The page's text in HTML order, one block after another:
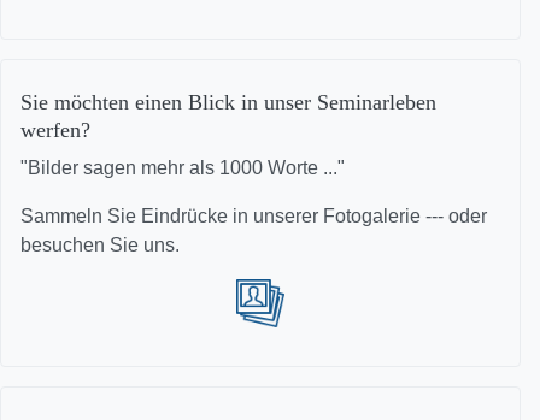
Sie möchten einen Blick in unser Seminarleben
werfen?
"Bilder sagen mehr als 1000 Worte ..."
Sammeln Sie Eindrücke in unserer Fotogalerie --- oder
besuchen Sie uns.